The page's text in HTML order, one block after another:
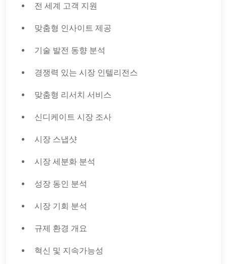
전 세계 고객 지원
맞춤형 인사이트 제공
기술 발전 동향 분석
경쟁력 있는 시장 인텔리전스
맞춤형 리서치 서비스
신디케이트 시장 조사
시장 스냅샷
시장 세분화 분석
성장 동인 분석
시장 기회 분석
규제 환경 개요
혁신 및 지속가능성